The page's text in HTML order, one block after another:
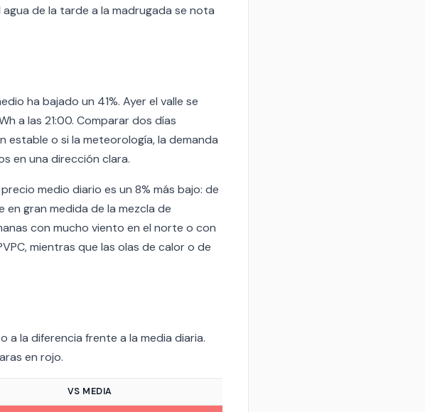
de la tarde a la madrugada se nota
ha bajado un 41%. Ayer el valle se
a las 21:00. Comparar dos días
estable o si la meteorología, la demanda
en una dirección clara.
medio diario es un 8% más bajo: de
gran medida de la mezcla de
con mucho viento en el norte o con
mientras que las olas de calor o de
a la diferencia frente a la media diaria.
en rojo.
VS MEDIA